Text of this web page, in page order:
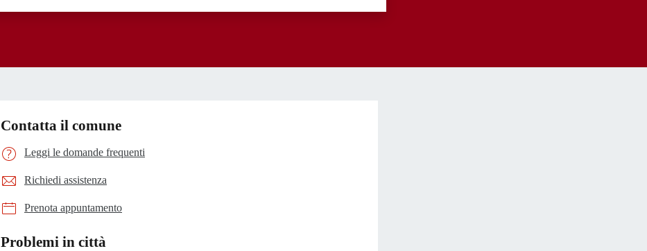
Contatta il comune
Leggi le domande frequenti
Richiedi assistenza
Prenota appuntamento
Problemi in città